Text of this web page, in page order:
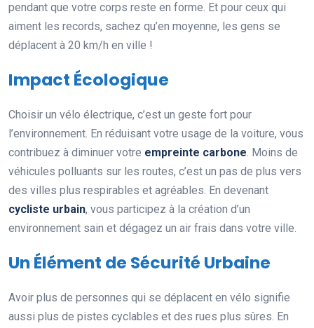
pendant que votre corps reste en forme. Et pour ceux qui
aiment les records, sachez qu’en moyenne, les gens se
déplacent à 20 km/h en ville !
Impact Écologique
Choisir un vélo électrique, c’est un geste fort pour
l’environnement. En réduisant votre usage de la voiture, vous
contribuez à diminuer votre empreinte carbone. Moins de
véhicules polluants sur les routes, c’est un pas de plus vers
des villes plus respirables et agréables. En devenant
cycliste urbain, vous participez à la création d’un
environnement sain et dégagez un air frais dans votre ville.
Un Élément de Sécurité Urbaine
Avoir plus de personnes qui se déplacent en vélo signifie
aussi plus de pistes cyclables et des rues plus sûres. En